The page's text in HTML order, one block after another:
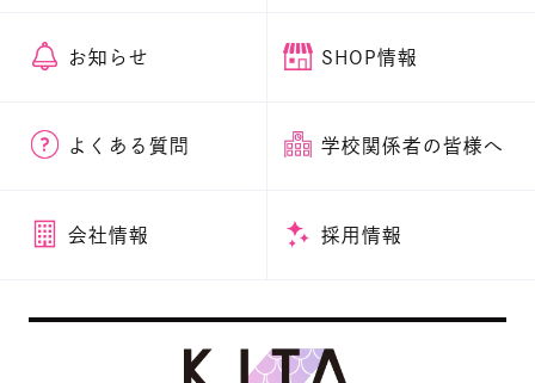
お知らせ SHOP情報
よくある質問 学校関係者の皆様へ
会社情報 採用情報